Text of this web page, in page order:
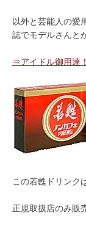
以外と芸能人の愛
誌でモデルさんと
⇒アイドル御用達
この若甦ドリンク
正規取扱店のみ販